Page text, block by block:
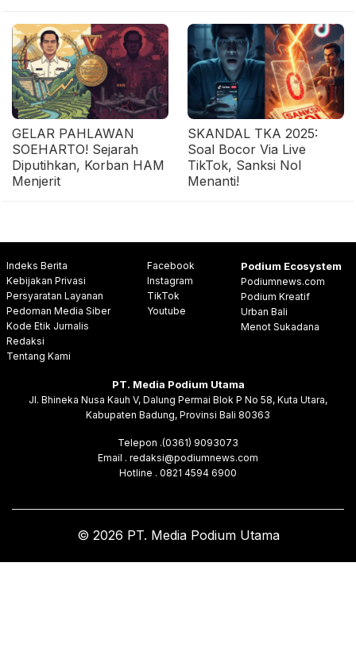
GELAR PAHLAWAN
SOEHARTO! Sejarah
Diputihkan, Korban HAM
Menjerit
SKANDAL TKA 2025:
Soal Bocor Via Live
TikTok, Sanksi Nol
Menanti!
Indeks Berita
Kebijakan Privasi
Persyaratan Layanan
Pedoman Media Siber
Kode Etik Jurnalis
Redaksi
Tentang Kami
Facebook
Instagram
TikTok
Youtube
Podium Ecosystem
Podiumnews.com
Podium Kreatif
Urban Bali
Menot Sukadana
PT. Media Podium Utama
Jl. Bhineka Nusa Kauh V, Dalung Permai Blok P No 58, Kuta Utara,
Kabupaten Badung, Provinsi Bali 80363
Telepon .(0361) 9093073
Email . redaksi@podiumnews.com
Hotline . 0821 4594 6900
© 2026 PT. Media Podium Utama